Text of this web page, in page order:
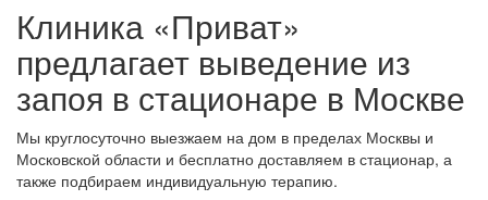
Клиника «Приват»
предлагает выведение из
запоя в стационаре в Москве
Мы круглосуточно выезжаем на дом в пределах Москвы и
Московской области и бесплатно доставляем в стационар, а
также подбираем индивидуальную терапию.